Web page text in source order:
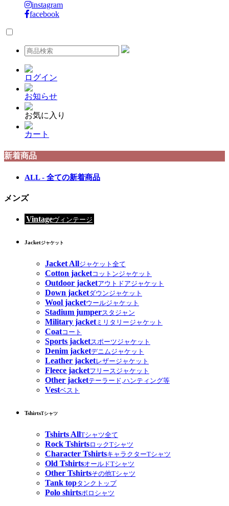
instagram
facebook
ログイン
お知らせ
お気に入り
カート
新着商品
ALL - 全ての新着商品
メンズ
Vintageヴィンテージ
Jacketジャケット
Jacket Allジャケット全て
Cotton jacketコットンジャケット
Outdoor jacketアウトドアジャケット
Down jacketダウンジャケット
Wool jacketウールジャケット
Stadium jumperスタジャン
Military jacketミリタリージャケット
Coatコート
Sports jacketスポーツジャケット
Denim jacketデニムジャケット
Leather jacketレザージャケット
Fleece jacketフリースジャケット
Other jacketテーラード,ハンティング等
Vestベスト
TshirtsTシャツ
Tshirts AllTシャツ全て
Rock TshirtsロックTシャツ
Character TshirtsキャラクターTシャツ
Old TshirtsオールドTシャツ
Other Tshirtsその他Tシャツ
Tank topタンクトップ
Polo shirtsポロシャツ